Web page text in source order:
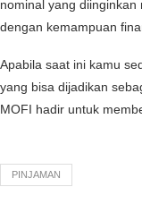
nominal yang
dengan kemampuan
Apabila saat ini kamu
yang bisa dijadikan
MOFI hadir untuk
PINJAMAN